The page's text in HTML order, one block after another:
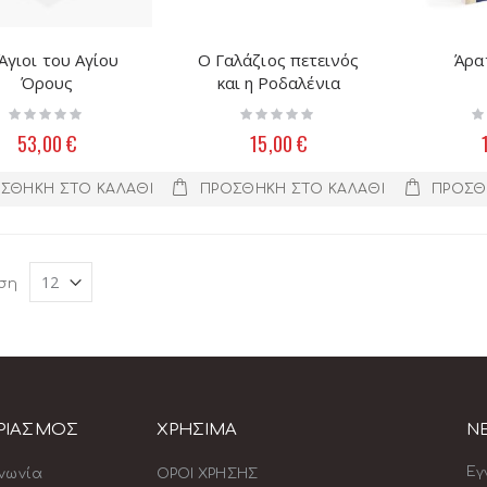
του Αγίου
Όρους
Rating:
53,00 €
ΣΤΟ ΚΑΛΆΘΙ
Ο Γαλάζιος πετεινός
και η Ροδαλένια
Rating:
15,00 €
ΠΡΟΣΘΉΚΗ ΣΤΟ ΚΑΛΆΘΙ
ΧΡΗΣΙΜΑ
ΟΡΟΙ ΧΡΗΣΗΣ